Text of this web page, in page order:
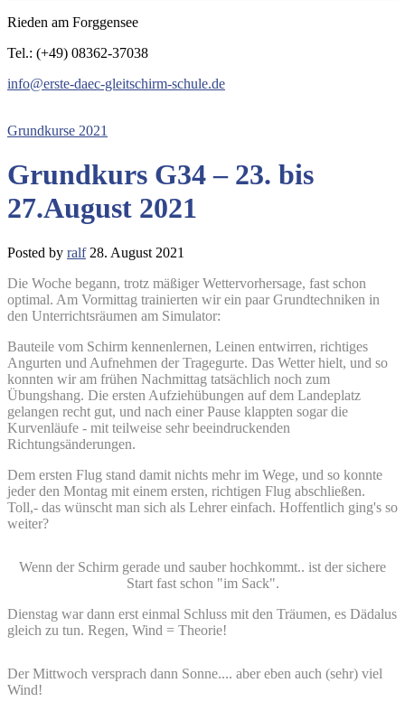
Rieden am Forggensee
Tel.: (+49) 08362-37038
info@erste-daec-gleitschirm-schule.de
Grundkurse 2021
Grundkurs G34 – 23. bis
27.August 2021
Posted by ralf 28. August 2021
Die Woche begann, trotz mäßiger Wettervorhersage, fast schon
optimal. Am Vormittag trainierten wir ein paar Grundtechniken in
den Unterrichtsräumen am Simulator:
Bauteile vom Schirm kennenlernen, Leinen entwirren, richtiges
Angurten und Aufnehmen der Tragegurte. Das Wetter hielt, und so
konnten wir am frühen Nachmittag tatsächlich noch zum
Übungshang. Die ersten Aufziehübungen auf dem Landeplatz
gelangen recht gut, und nach einer Pause klappten sogar die
Kurvenläufe - mit teilweise sehr beeindruckenden
Richtungsänderungen.
Dem ersten Flug stand damit nichts mehr im Wege, und so konnte
jeder den Montag mit einem ersten, richtigen Flug abschließen.
Toll,- das wünscht man sich als Lehrer einfach. Hoffentlich ging's so
weiter?
Wenn der Schirm gerade und sauber hochkommt.. ist der sichere
Start fast schon "im Sack".
Dienstag war dann erst einmal Schluss mit den Träumen, es Dädalus
gleich zu tun. Regen, Wind = Theorie!
Der Mittwoch versprach dann Sonne.... aber eben auch (sehr) viel
Wind!